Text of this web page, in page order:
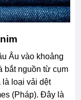
Âu vào khoảng
bắt nguồn từ cụm
là loại vải dệt
(Pháp). Đây là